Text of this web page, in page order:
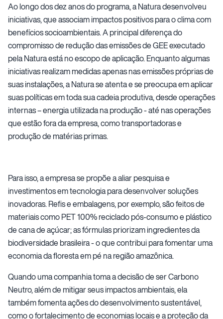
Ao longo dos dez anos do programa, a Natura desenvolveu
iniciativas, que associam impactos positivos para o clima com
benefícios socioambientais. A principal diferença do
compromisso de redução das emissões de GEE executado
pela Natura está no escopo de aplicação. Enquanto algumas
iniciativas realizam medidas apenas nas emissões próprias de
suas instalações, a Natura se atenta e se preocupa em aplicar
suas políticas em toda sua cadeia produtiva, desde operações
internas – energia utilizada na produção - até nas operações
que estão fora da empresa, como transportadoras e
produção de matérias primas.
Para isso, a empresa se propõe a aliar pesquisa e
investimentos em tecnologia para desenvolver soluções
inovadoras. Refis e embalagens, por exemplo, são feitos de
materiais como PET 100% reciclado pós-consumo e plástico
de cana de açúcar; as fórmulas priorizam ingredientes da
biodiversidade brasileira - o que contribui para fomentar uma
economia da floresta em pé na região amazônica.
Quando uma companhia toma a decisão de ser Carbono
Neutro, além de mitigar seus impactos ambientais, ela
também fomenta ações do desenvolvimento sustentável,
como o fortalecimento de economias locais e a proteção da